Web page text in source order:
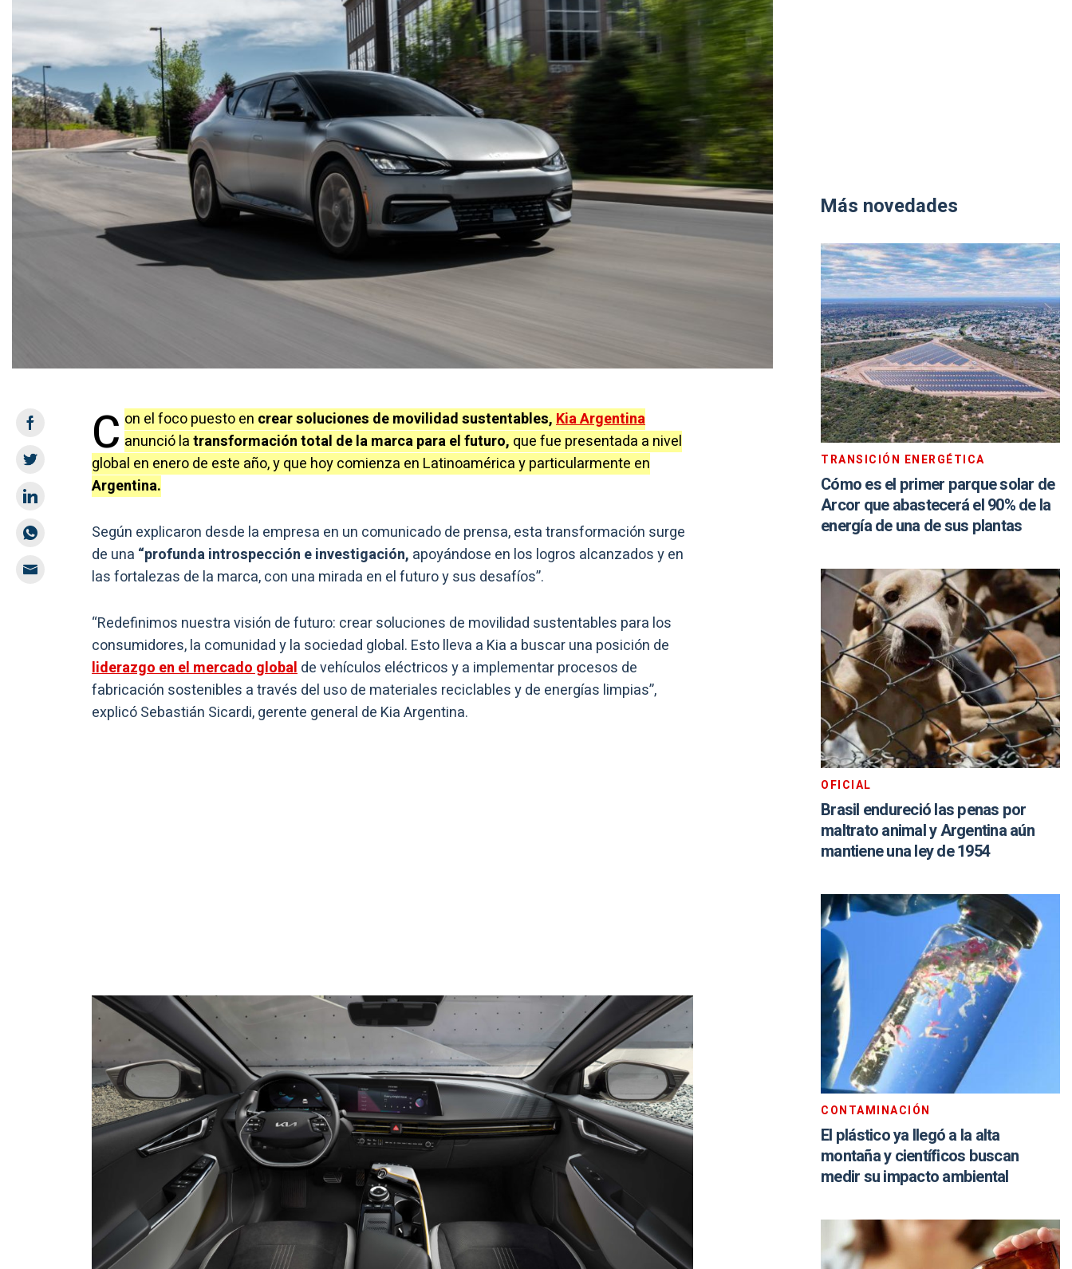
C on el foco puesto en crear soluciones de movilidad sustentables,Kia Argentina
anunció latransformación total de la marca para el futuro, que fue presentada a nivel
global en enero de este año, y que hoy comienza en Latinoamérica y particularmente en
Argentina.
Según explicaron desde la empresa en un comunicado de prensa, esta transformación surge
de una “profunda introspección e investigación, apoyándose en los logros alcanzados y en
las fortalezas de la marca, con una mirada en el futuro y sus desafíos”.
“Redefinimos nuestra visión de futuro: crear soluciones de movilidad sustentables para los
consumidores, la comunidad y la sociedad global. Esto lleva a Kia a buscar una posición de
liderazgo en el mercado globalde vehículos eléctricos y a implementar procesos de
fabricación sostenibles a través del uso de materiales reciclables y de energías limpias”,
explicó Sebastián Sicardi, gerente general de Kia Argentina.
Más novedades
TRANSICIÓN ENERGÉTICA
Cómo es el primer parque solar de
Arcor que abastecerá el 90% de la
energía de una de sus plantas
OFICIAL
Brasil endureció las penas por
maltrato animal y Argentina aún
mantiene una ley de 1954
CONTAMINACIÓN
El plástico ya llegó a la alta
montaña y científicos buscan
medir su impacto ambiental